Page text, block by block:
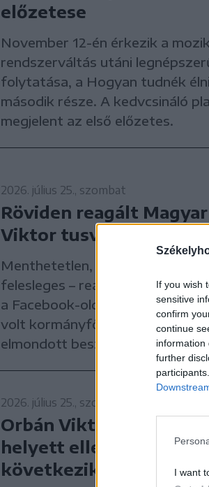
If you wish
sensitive
confirm
continue
information
further
I want
előzetese
November 12-én érkezik a
rendszerváltás utáni
folytatása, a Hogyan tudnék
második része. A kedvcsináló
megjelent az első előzetes.
2026. július 25., szombat
Röviden reagált
Viktor tusványosi
Menthetetlen, bukott
felesleges – reagált Magyar
a Facebook-oldalán Orbán
volt kormányfő Tusnádfürdőn
elmondott beszédére.
2026. július 25., szombat
Orbán Viktor: ellenzéki
helyett ellenállási
következik